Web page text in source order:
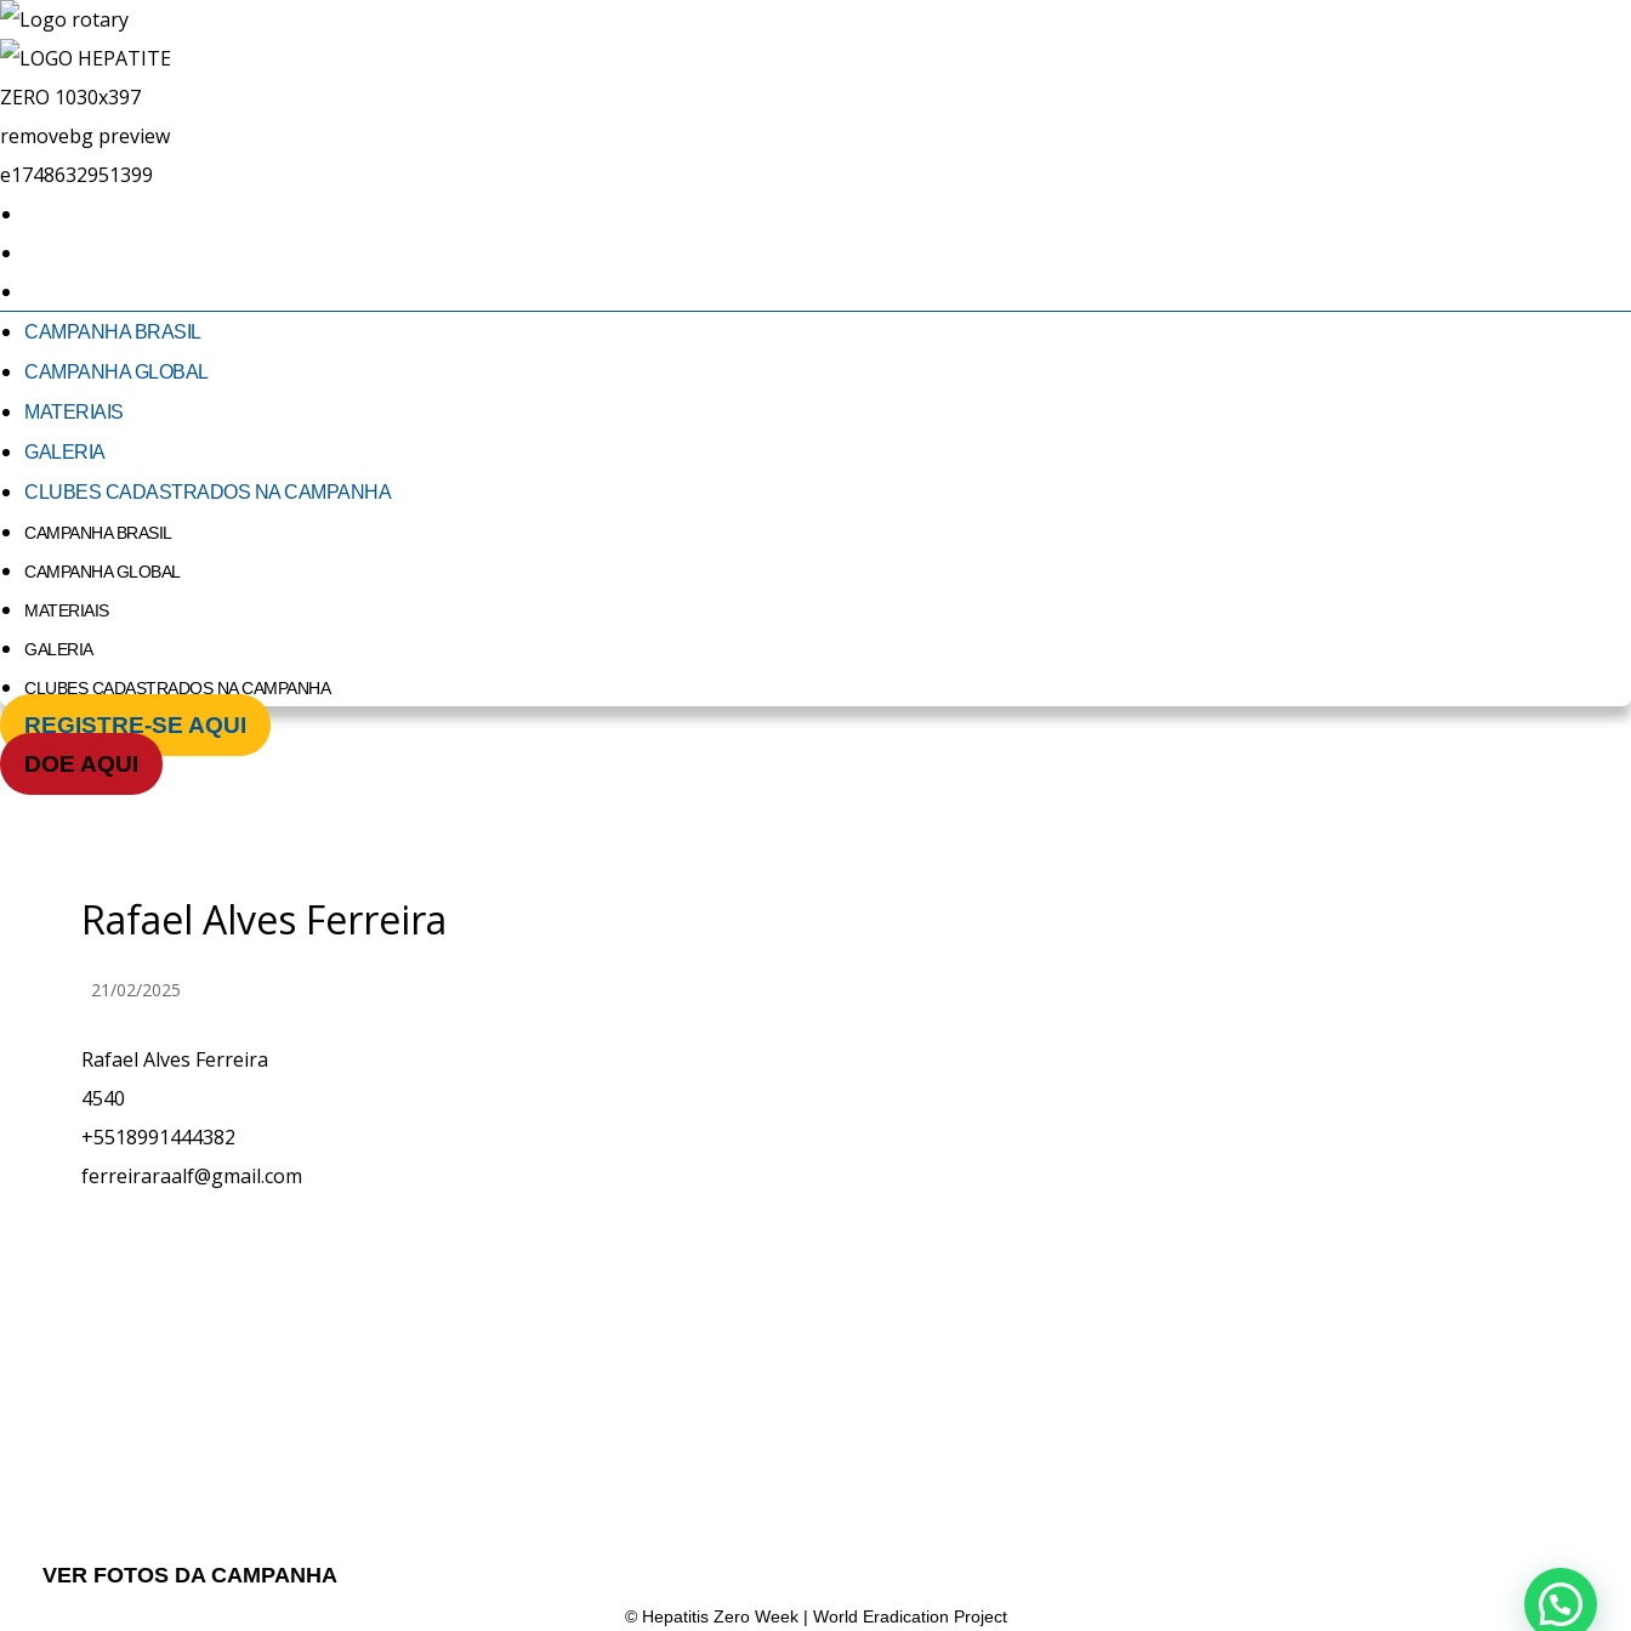
CAMPANHA BRASIL
CAMPANHA GLOBAL
MATERIAIS
GALERIA
CLUBES CADASTRADOS NA CAMPANHA
CAMPANHA BRASIL
CAMPANHA GLOBAL
MATERIAIS
GALERIA
CLUBES CADASTRADOS NA CAMPANHA
REGISTRE-SE AQUI
DOE AQUI
Rafael Alves Ferreira
21/02/2025
Rafael Alves Ferreira
4540
+5518991444382
ferreiraraalf@gmail.com
VER FOTOS DA CAMPANHA
© Hepatitis Zero Week | World Eradication Project